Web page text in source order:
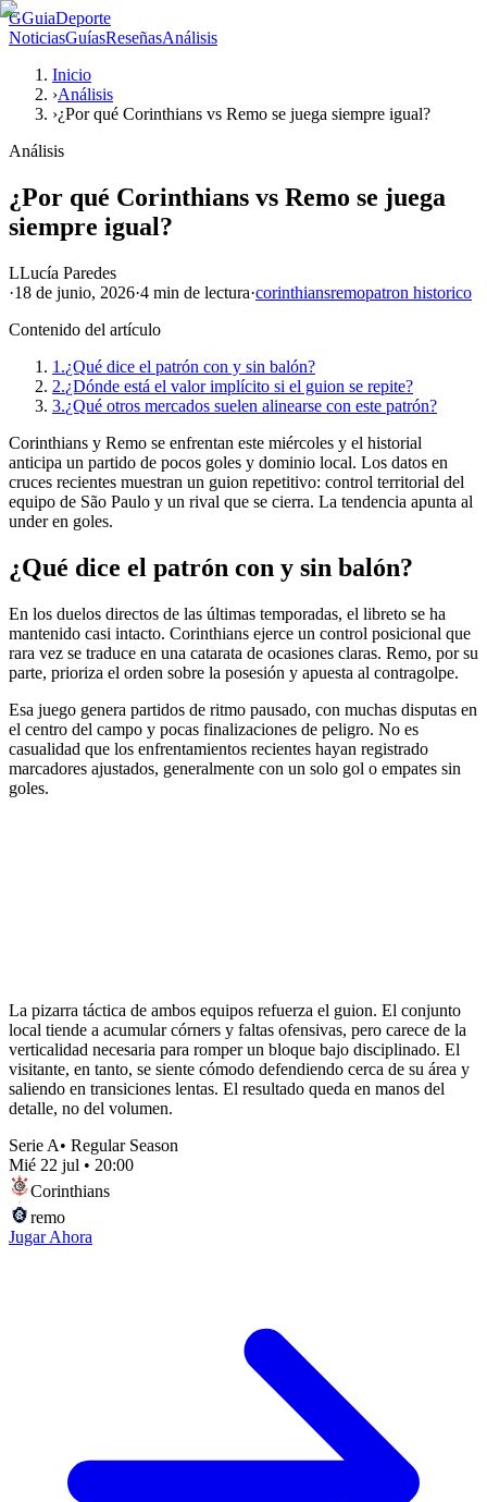
GGuiaDeporte
NoticiasGuíasReseñasAnálisis
Inicio
›Análisis
›¿Por qué Corinthians vs Remo se juega siempre igual?
Análisis
¿Por qué Corinthians vs Remo se juega
siempre igual?
LLucía Paredes
·18 de junio, 2026·4 min de lectura·corinthiansremopatron historico
Contenido del artículo
1.¿Qué dice el patrón con y sin balón?
2.¿Dónde está el valor implícito si el guion se repite?
3.¿Qué otros mercados suelen alinearse con este patrón?
Corinthians y Remo se enfrentan este miércoles y el historial
anticipa un partido de pocos goles y dominio local. Los datos en
cruces recientes muestran un guion repetitivo: control territorial del
equipo de São Paulo y un rival que se cierra. La tendencia apunta al
under en goles.
¿Qué dice el patrón con y sin balón?
En los duelos directos de las últimas temporadas, el libreto se ha
mantenido casi intacto. Corinthians ejerce un control posicional que
rara vez se traduce en una catarata de ocasiones claras. Remo, por su
parte, prioriza el orden sobre la posesión y apuesta al contragolpe.
Esa juego genera partidos de ritmo pausado, con muchas disputas en
el centro del campo y pocas finalizaciones de peligro. No es
casualidad que los enfrentamientos recientes hayan registrado
marcadores ajustados, generalmente con un solo gol o empates sin
goles.
La pizarra táctica de ambos equipos refuerza el guion. El conjunto
local tiende a acumular córners y faltas ofensivas, pero carece de la
verticalidad necesaria para romper un bloque bajo disciplinado. El
visitante, en tanto, se siente cómodo defendiendo cerca de su área y
saliendo en transiciones lentas. El resultado queda en manos del
detalle, no del volumen.
Serie A• Regular Season
Mié 22 jul • 20:00
Corinthians
remo
Jugar Ahora